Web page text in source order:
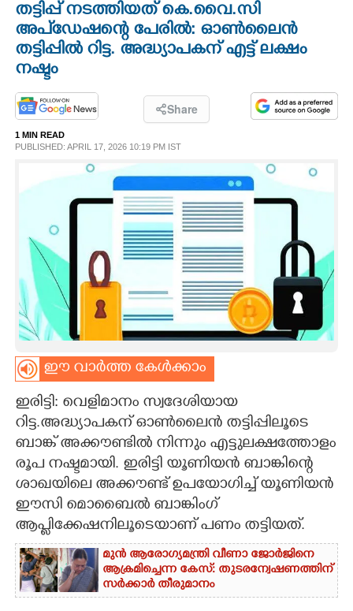
OPINION
LIFESTYLE
SPIRITUAL
INFO+
ART
ASTRO
CARTOONS
LITERATURE
CONTACT US
തട്ടിപ്പ് നടത്തിയത് കെ.വൈ.സി
അപ്ഡേഷന്റെ പേരിൽ: ഓൺലൈൻ
തട്ടിപ്പിൽ റിട്ട. അദ്ധ്യാപകന് എട്ട് ലക്ഷം
നഷ്ടം
Share
1 MIN READ
PUBLISHED: APRIL 17, 2026 10:19 PM IST
ഈ വാർത്ത കേൾക്കാം
ഇരിട്ടി: വെളിമാനം സ്വദേശിയായ
റിട്ട.അദ്ധ്യാപകന് ഓൺലൈൻ തട്ടിപ്പിലൂടെ
ബാങ്ക് അക്കൗണ്ടിൽ നിന്നും എട്ടുലക്ഷത്തോളം
രൂപ നഷ്ടമായി. ഇരിട്ടി യൂണിയൻ ബാങ്കിന്റെ
ശാഖയിലെ അക്കൗണ്ട് ഉപയോഗിച്ച് യൂണിയൻ
ഈസി മൊബൈൽ ബാങ്കിംഗ്
ആപ്ലിക്കേഷനിലൂടെയാണ് പണം തട്ടിയത്.
മുൻ ആരോഗ്യമന്ത്രി വീണാ ജോർജിനെ
ആക്രമിച്ചെന്ന കേസ്: തുടരന്വേഷണത്തിന്
സർക്കാർ തീരുമാനം